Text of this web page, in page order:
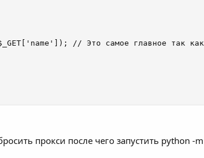
любой
способ. есть у нас
штуку:
>
// Это самое главное так как
прокси после чего запустить python -